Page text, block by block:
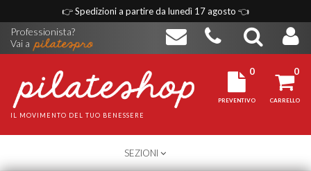
👉Spedizioni a partire da lunedì 17 agosto 👈
Professionista?
Vai a
IL MOVIMENTO DEL TUO BENESSERE
0
PREVENTIVO
0
CARRELLO
TOGGLE
NAVIGATION
SEZIONI